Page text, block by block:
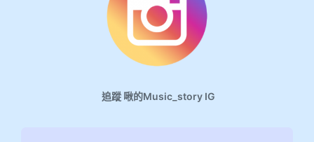
追蹤 啾的Music_story IG